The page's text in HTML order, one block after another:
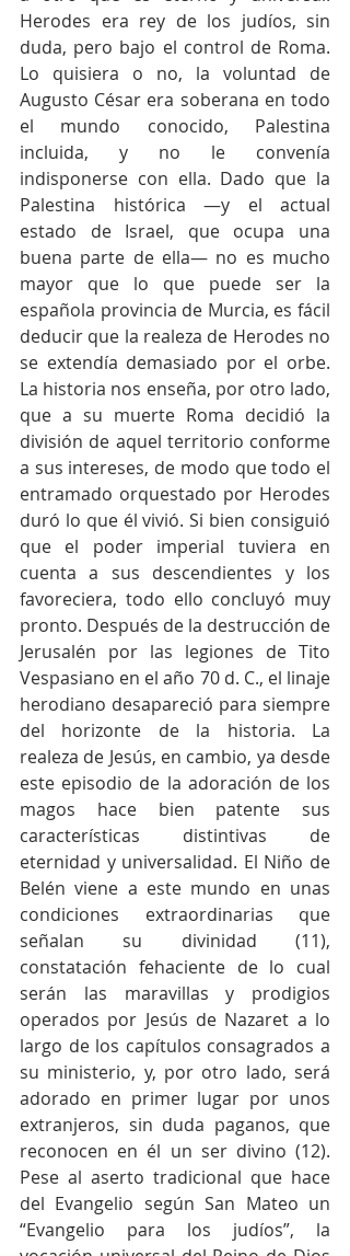
Herodes era rey de los judíos, sin
duda, pero bajo el control de Roma.
Lo quisiera o no, la voluntad de
Augusto César era soberana en todo
el mundo conocido, Palestina
incluida, y no le convenía
indisponerse con ella. Dado que la
Palestina histórica —y el actual
estado de Israel, que ocupa una
buena parte de ella— no es mucho
mayor que lo que puede ser la
española provincia de Murcia, es fácil
deducir que la realeza de Herodes no
se extendía demasiado por el orbe.
La historia nos enseña, por otro lado,
que a su muerte Roma decidió la
división de aquel territorio conforme
a sus intereses, de modo que todo el
entramado orquestado por Herodes
duró lo que él vivió. Si bien consiguió
que el poder imperial tuviera en
cuenta a sus descendientes y los
favoreciera, todo ello concluyó muy
pronto. Después de la destrucción de
Jerusalén por las legiones de Tito
Vespasiano en el año 70 d. C., el linaje
herodiano desapareció para siempre
del horizonte de la historia. La
realeza de Jesús, en cambio, ya desde
este episodio de la adoración de los
magos hace bien patente sus
características distintivas de
eternidad y universalidad. El Niño de
Belén viene a este mundo en unas
condiciones extraordinarias que
señalan su divinidad (11),
constatación fehaciente de lo cual
serán las maravillas y prodigios
operados por Jesús de Nazaret a lo
largo de los capítulos consagrados a
su ministerio, y, por otro lado, será
adorado en primer lugar por unos
extranjeros, sin duda paganos, que
reconocen en él un ser divino (12).
Pese al aserto tradicional que hace
del Evangelio según San Mateo un
“Evangelio para los judíos”, la